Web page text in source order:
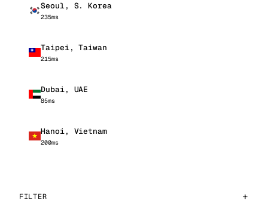
Seoul, S. Korea
235ms
Taipei, Taiwan
215ms
Dubai, UAE
85ms
Hanoi, Vietnam
200ms
FILTER